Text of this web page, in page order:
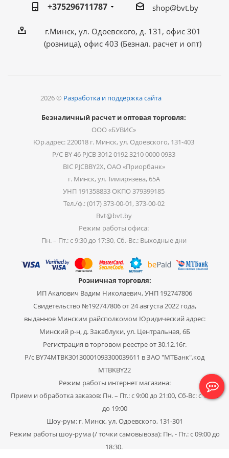
+375296711787
shop@bvt.by
г.Минск, ул. Одоевского, д. 131, офис 301
(розница), офис 403 (Безнал. расчет и опт)
2026 © Разработка и поддержка сайта
Безналичный расчет и оптовая торговля:
ООО «БУВИС»
Юр.адрес: 220018 г. Минск, ул. Одоевского, 131-403
Р/С BY 46 PJCB 3012 0192 3210 0000 0933
BIC PJCBBY2X, ОАО «Приорбанк»
г. Минск, ул. Тимирязева, 65А
УНП 191358833 ОКПО 379399185
Тел./ф.: (017) 373-00-01, 373-00-02
Bvt@bvt.by
Режим работы офиса:
Пн. – Пт.: с 9:30 до 17:30, Сб.-Вс.: Выходные дни
Розничная торговля:
ИП Акалович Вадим Николаевич, УНП 192747806
Свидетельство №192747806 от 24 августа 2022 года,
выданное Минским райсполкомом Юридический адрес:
Минский р-н, д. Закаблуки, ул. Центральная, 6Б
Регистрация в торговом реестре от 30.12.16г.
Р/с BY74MTBK30130001093300039611 в ЗАО "МТБанк",код
MTBKBY22
Режим работы интернет магазина:
Прием и обработка заказов: Пн. – Пт.: с 9:00 до 21:00, Сб-Вс: с 11:00
до 19:00
Шоу-рум: г. Минск, ул. Одоевского, 131-301
Режим работы шоу-рума (/ точки самовывоза): Пн. - Пт.: с 09:00 до
18:30.